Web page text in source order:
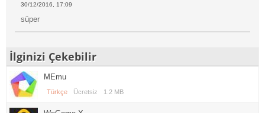
30/12/2016, 17:09
süper
İlginizi Çekebilir
MEmu
Türkçe Ücretsiz 1.2 MB